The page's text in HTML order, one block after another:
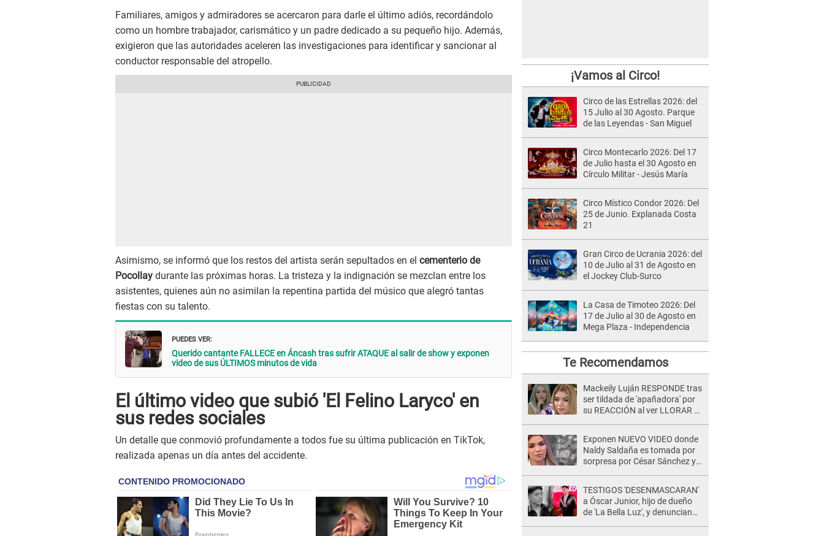
Familiares, amigos y admiradores se acercaron para darle el último adiós, recordándolo
como un hombre trabajador, carismático y un padre dedicado a su pequeño hijo. Además,
exigieron que las autoridades aceleren las investigaciones para identificar y sancionar al
conductor responsable del atropello.
Asimismo, se informó que los restos del artista serán sepultados en el cementerio de
Pocollay durante las próximas horas. La tristeza y la indignación se mezclan entre los
asistentes, quienes aún no asimilan la repentina partida del músico que alegró tantas
fiestas con su talento.
PUEDES VER:
Querido cantante FALLECE en Áncash tras sufrir ATAQUE al salir de show y exponen
video de sus ÚLTIMOS minutos de vida
El último video que subió 'El Felino Laryco' en
sus redes sociales
Un detalle que conmovió profundamente a todos fue su última publicación en TikTok,
realizada apenas un día antes del accidente.
¡Vamos al Circo!
Circo de las Estrellas 2026: del
15 Julio al 30 Agosto. Parque
de las Leyendas - San Miguel
Circo Montecarlo 2026: Del 17
de Julio hasta el 30 Agosto en
Círculo Militar - Jesús María
Circo Místico Condor 2026: Del
25 de Junio. Explanada Costa
21
Gran Circo de Ucrania 2026: del
10 de Julio al 31 de Agosto en
el Jockey Club-Surco
La Casa de Timoteo 2026: Del
17 de Julio al 30 de Agosto en
Mega Plaza - Independencia
Te Recomendamos
Mackeily Luján RESPONDE tras
ser tildada de 'apañadora' por
su REACCIÓN al ver LLORAR a
Exponen NUEVO VIDEO donde
Naldy Saldaña es tomada por
sorpresa por César Sánchez y
TESTIGOS 'DESENMASCARAN'
a Óscar Junior, hijo de dueño
de 'La Bella Luz', y denuncian